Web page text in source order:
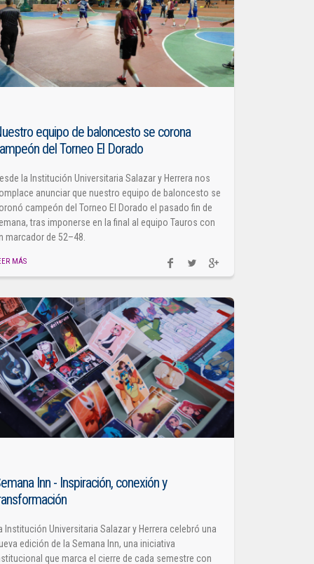
equipo de baloncesto se corona
del Torneo El Dorado
la Institución Universitaria Salazar y Herrera nos
anunciar que nuestro equipo de baloncesto se
campeón del Torneo El Dorado el pasado fin de
tras imponerse en la final al equipo Tauros con
marcador de 52–48.
MÁS
Inn - Inspiración, conexión y
Institución Universitaria Salazar y Herrera celebró una
edición de la Semana Inn, una iniciativa
que marca el cierre de cada semestre con